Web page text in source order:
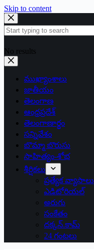
Skip to content
No results
ముఖ్యాంశాలు
జాతీయం
తెలంగాణ
ఆంధ్రప్రదేశ్
తెలంగాణార్థం
సన్నివేశం
బొమ్మా బొరుసు
సాహిత్యం-శోభ
శీర్షికలు
ప్రత్యేక వ్యాసాలు
ఎడిటోరియల్
అరుగు
సంకేతం
దక్కన్.కామ్
24 గంటలు